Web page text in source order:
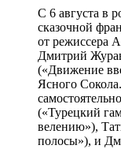
С 6 августа в
сказочной
от режиссера
Дмитрий
(«Движение
Ясного
(«Турецкий
велению»),
полосы»), и